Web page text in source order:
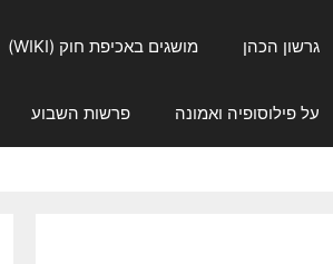
גרשון הכהן מושגים באכיפת חוק (WIKI)
על פילוסופיה ואמונה פרשות השבוע